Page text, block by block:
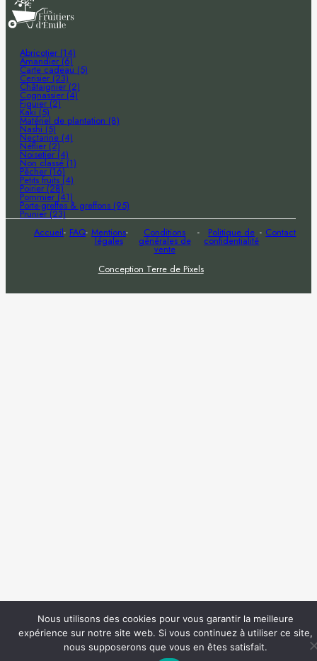
Abricotier (14)
Amandier (6)
Carte cadeau (5)
Cerisier (23)
Châtaignier (2)
Cognassier (4)
Figuier (2)
Kaki (5)
Matériel de plantation (8)
Nashi (5)
Nectarine (4)
Néflier (2)
Noisetier (4)
Non classé (1)
Pêcher (16)
Petits fruits (4)
Poirier (28)
Pommier (41)
Porte-greffes & greffons (95)
Prunier (23)
Accueil FAQ Mentions
légales
Conditions
générales de
vente
Politique de
confidentialité
Contact
Conception Terre de Pixels
Nous utilisons des cookies pour vous garantir la meilleure
expérience sur notre site web. Si vous continuez à utiliser ce site,
nous supposerons que vous en êtes satisfait.